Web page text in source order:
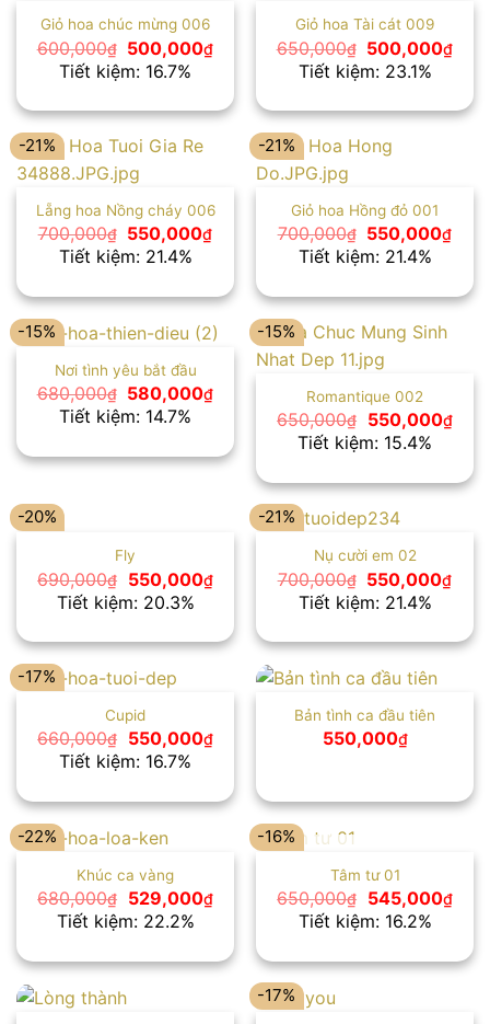
Giỏ hoa chúc mừng 006
600,000₫
Giá
gốc
là:
500,000₫Giá
là:
500,000₫.
Tiết kiệm: 16.7%
Giỏ hoa Tài cát 009
650,000₫
Giá
gốc
là:
500,000₫Giá
là:
Tiết kiệm: 23.1%
-21%
Lẵng hoa Nồng cháy 006
700,000₫
Giá
gốc
là:
550,000₫Giá
550,000₫.
Tiết kiệm: 21.4%
-21%
Giỏ hoa Hồng đỏ 001
700,000₫
Giá
gốc
là:
550,000₫Giá
Tiết kiệm: 21.4%
-15%
Nơi tình yêu bắt đầu
680,000₫
Giá
gốc
là:
580,000₫Giá
là:
580,000₫.
Tiết kiệm: 14.7%
-15%
Romantique 002
650,000₫
Giá
gốc
là:
550,000₫Giá
hiện
Tiết kiệm: 15.4%
-20%
Fly
690,000₫
Giá
gốc
là:
550,000₫Giá
hiện
550,000₫.
Tiết kiệm: 20.3%
-21%
Nụ cười em 02
700,000₫
Giá
gốc
là:
550,000₫Giá
Tiết kiệm: 21.4%
-17%
Cupid
660,000₫
Giá
gốc
là:
550,000₫Giá
hiện
550,000₫.
Tiết kiệm: 16.7%
Bản tình ca đầu tiên
550,000₫
-22%
Khúc ca vàng
680,000₫
Giá
gốc
là:
529,000₫Giá
hiện
529,000₫.
Tiết kiệm: 22.2%
-16%
HẾT HÀNG
Tâm tư 01
650,000₫
Giá
gốc
là:
545,000₫Giá
hiện
Tiết kiệm: 16.2%
-17%